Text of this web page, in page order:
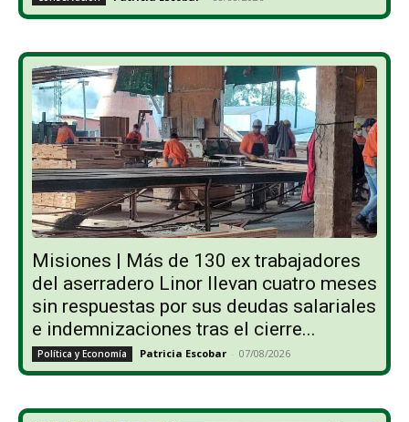
Misiones | Más de 130 ex trabajadores
del aserradero Linor llevan cuatro meses
sin respuestas por sus deudas salariales
e indemnizaciones tras el cierre...
Política y Economía Patricia Escobar - 07/08/2026